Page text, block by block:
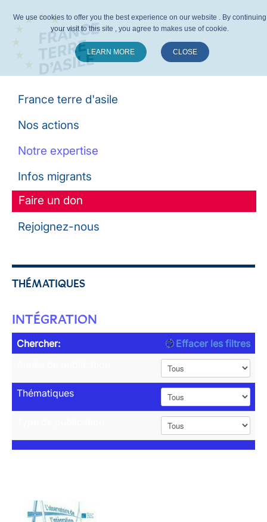
France terre d'asile
Nos actions
Notre expertise
Infos migrants
Faire un don
Rejoignez-nous
THÉMATIQUES
INTÉGRATION
Chercher:
Effacer les filtres
Thématiques
We use cookies to offer you the best experience on our website . By continuing
your visit to this site , you agree to makes use of cookie.
LEARN MORE CLOSE